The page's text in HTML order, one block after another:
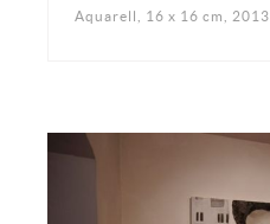
Aquarell, 16 x 16 cm, 2013